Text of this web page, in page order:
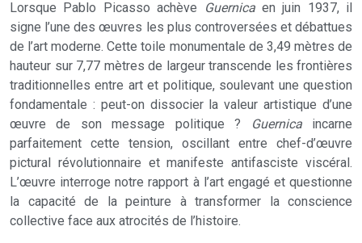
Lorsque Pablo Picasso achève Guernicaen juin 1937, il
signe l’une des œuvres les plus controversées et débattues
de l’art moderne. Cette toile monumentale de 3,49 mètres de
hauteur sur 7,77 mètres de largeur transcende les frontières
traditionnelles entre art et politique, soulevant une question
fondamentale : peut-on dissocier la valeur artistique d’une
œuvre de son message politique ?
Guernicaincarne
parfaitement cette tension, oscillant entre chef-d’œuvre
pictural révolutionnaire et manifeste antifasciste viscéral.
L’œuvre interroge notre rapport à l’art engagé et questionne
la capacité de la peinture à transformer la conscience
collective face aux atrocités de l’histoire.